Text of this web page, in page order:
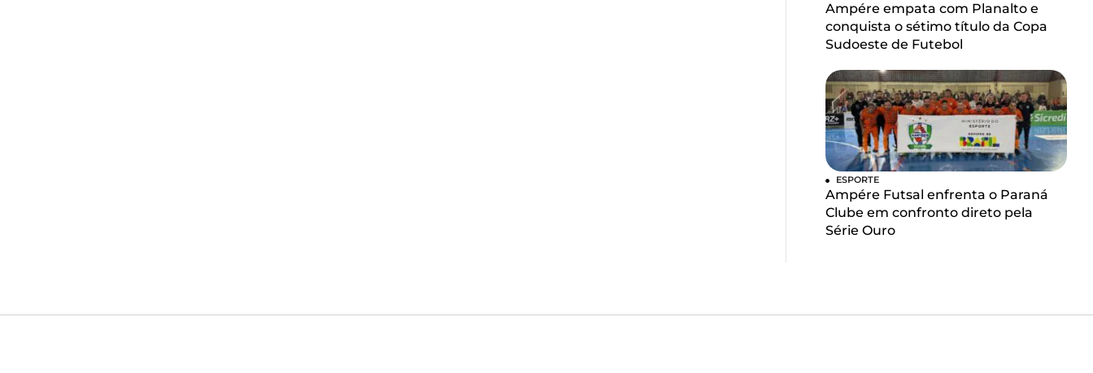
Ampére empata com Planalto e
conquista o sétimo título da Copa
Sudoeste de Futebol
ESPORTE
Ampére Futsal enfrenta o Paraná
Clube em confronto direto pela
Série Ouro